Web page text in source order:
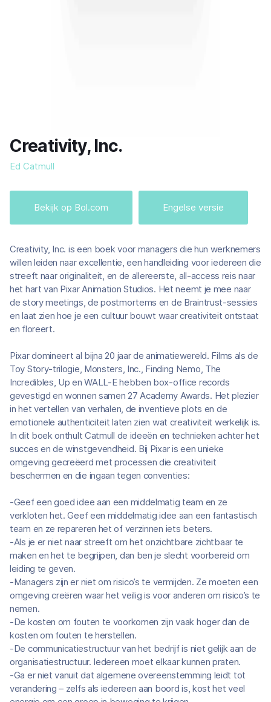
Creativity, Inc.
Ed Catmull
Bekijk op Bol.com Engelse versie
Creativity, Inc. is een boek voor managers die hun werknemers
willen leiden naar excellentie, een handleiding voor iedereen die
streeft naar originaliteit, en de allereerste, all-access reis naar
het hart van Pixar Animation Studios. Het neemt je mee naar
de story meetings, de postmortems en de Braintrust-sessies
en laat zien hoe je een cultuur bouwt waar creativiteit ontstaat
en floreert.
Pixar domineert al bijna 20 jaar de animatiewereld. Films als de
Toy Story-trilogie, Monsters, Inc., Finding Nemo, The
Incredibles, Up en WALL-E hebben box-office records
gevestigd en wonnen samen 27 Academy Awards. Het plezier
in het vertellen van verhalen, de inventieve plots en de
emotionele authenticiteit laten zien wat creativiteit werkelijk is.
In dit boek onthult Catmull de ideeën en technieken achter het
succes en de winstgevendheid. Bij Pixar is een unieke
omgeving gecreëerd met processen die creativiteit
beschermen en die ingaan tegen conventies:
-Geef een goed idee aan een middelmatig team en ze
verkloten het. Geef een middelmatig idee aan een fantastisch
team en ze repareren het of verzinnen iets beters.
-Als je er niet naar streeft om het onzichtbare zichtbaar te
maken en het te begrijpen, dan ben je slecht voorbereid om
leiding te geven.
-Managers zijn er niet om risico’s te vermijden. Ze moeten een
omgeving creëren waar het veilig is voor anderen om risico’s te
nemen.
-De kosten om fouten te voorkomen zijn vaak hoger dan de
kosten om fouten te herstellen.
-De communicatiestructuur van het bedrijf is niet gelijk aan de
organisatiestructuur. Iedereen moet elkaar kunnen praten.
-Ga er niet vanuit dat algemene overeenstemming leidt tot
verandering – zelfs als iedereen aan boord is, kost het veel